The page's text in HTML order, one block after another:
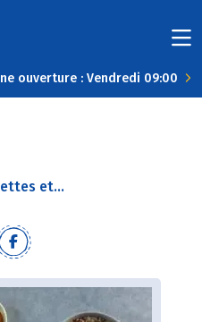
ouverture : Vendredi 09:00
et...